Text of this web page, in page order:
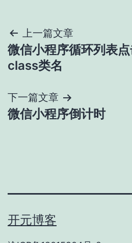
文
章
航
上一篇文章
微信小程序循环列表
class类名
下一篇文章
微信小程序倒计时
开元博客